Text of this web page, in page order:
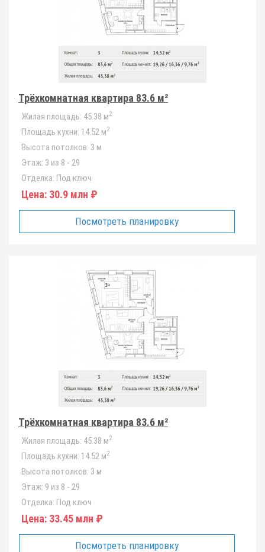
Трёхкомнатная квартира 83.6 м²
Жилая площадь: 45.38 м2
Площадь кухни: 14.52 м2
Высота потолков: 3 м
Этаж: 3 из 8 - 29
Отделка: Под ключ
Цена: 30.9 млн ₽
Посмотреть планировку
Трёхкомнатная квартира 83.6 м²
Жилая площадь: 45.38 м2
Площадь кухни: 14.52 м2
Высота потолков: 3 м
Этаж: 9 из 8 - 29
Отделка: Под ключ
Цена: 33.45 млн ₽
Посмотреть планировку